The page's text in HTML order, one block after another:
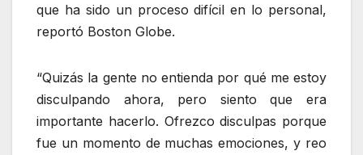
que ha sido un proceso difícil en lo personal,
reportó Boston Globe.
“Quizás la gente no entienda por qué me estoy
disculpando ahora, pero siento que era
importante hacerlo. Ofrezco disculpas porque
fue un momento de muchas emociones, y reo